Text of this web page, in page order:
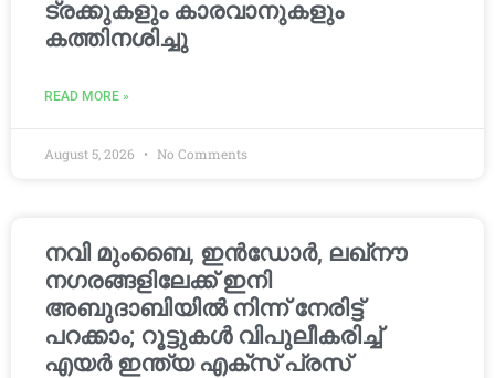
ട്രക്കുകളും കാരവാനുകളും
കത്തിനശിച്ചു
READ MORE »
August 5, 2026 No Comments
നവി മുംബൈ, ഇൻഡോർ, ലഖ്നൗ
നഗരങ്ങളിലേക്ക് ഇനി
അബുദാബിയിൽ നിന്ന് നേരിട്ട്
പറക്കാം; റൂട്ടുകൾ വിപുലീകരിച്ച്
എയർ ഇന്ത്യ എക്സ് പ്രസ്